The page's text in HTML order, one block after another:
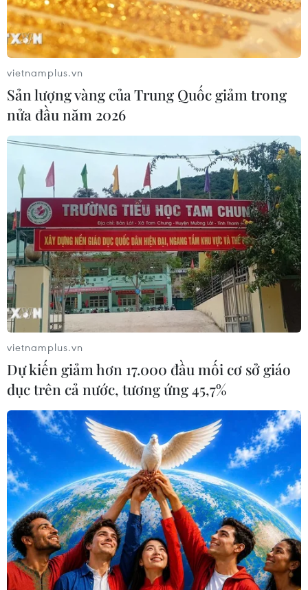
Nga phát minh thiết bị lai sinh học giúp
chẩn đoán sớm ung thư
23/10/2018 22:00
Các nhà khoa học Nga vừa phát minh thiết bị lai sinh
học (biohydrid) giúp chẩn đoán sớm ung thư và bệnh
lao dựa trên một thiết bị toán học được tạo ra từ các
điện cực gắn trên chuột.
Nhà khoa học Nga từng đoạt giải Nobel
Zhores Alferov qua đời
02/03/2019 09:08
Ông Zhores Alferov, người từng được nhận giải thưởng
vietnamplus.vn
Sản lượng vàng của Trung Quốc giảm trong
nửa đầu năm 2026
vietnamplus.vn
Dự kiến giảm hơn 17.000 đầu mối cơ sở giáo
dục trên cả nước, tương ứng 45,7%